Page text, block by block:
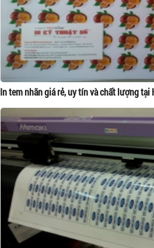
In tem nhãn giá rẻ, uy tín và chất lượng tại